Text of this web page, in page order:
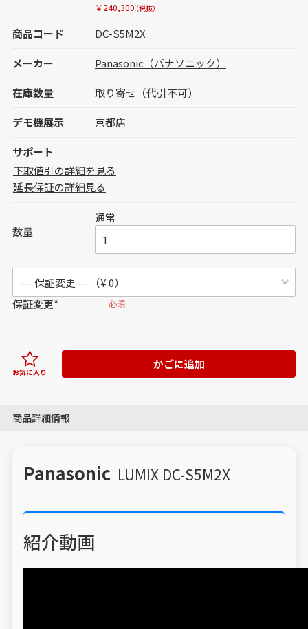
￥240,300 （税抜）
商品コード DC-S5M2X
メーカー Panasonic（パナソニック）
在庫数量 取り寄せ（代引不可）
デモ機展示 京都店
サポート
下取値引の詳細を見る
延長保証の詳細見る
数量
通常
かごに追加
保証変更* 必須
お気に入り
商品詳細情報
Panasonic LUMIX DC-S5M2X
紹介動画